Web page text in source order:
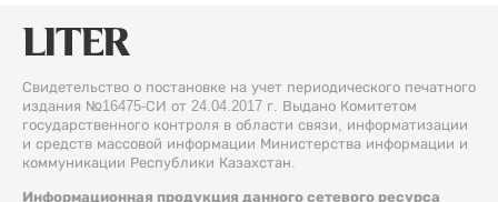
Свидетельство о постановке на учет периодического печатного
издания №16475-СИ от 24.04.2017 г. Выдано Комитетом
государственного контроля в области связи, информатизации
и средств массовой информации Министерства информации и
коммуникации Республики Казахстан.
Информационная продукция данного сетевого ресурса